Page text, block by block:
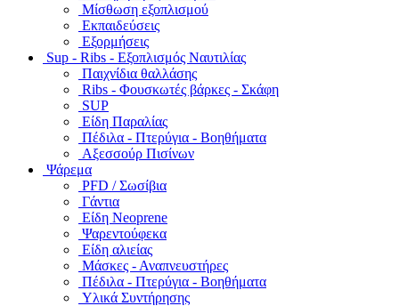
Μίσθωση εξοπλισμού
Εκπαιδεύσεις
Εξορμήσεις
Sup - Ribs - Εξοπλισμός Ναυτιλίας
Παιχνίδια θαλλάσης
Ribs - Φουσκωτές βάρκες - Σκάφη
SUP
Είδη Παραλίας
Πέδιλα - Πτερύγια - Βοηθήματα
Αξεσσούρ Πισίνων
Ψάρεμα
PFD / Σωσίβια
Γάντια
Είδη Neoprene
Ψαρεντούφεκα
Είδη αλιείας
Μάσκες - Αναπνευστήρες
Πέδιλα - Πτερύγια - Βοηθήματα
Υλικά Συντήρησης